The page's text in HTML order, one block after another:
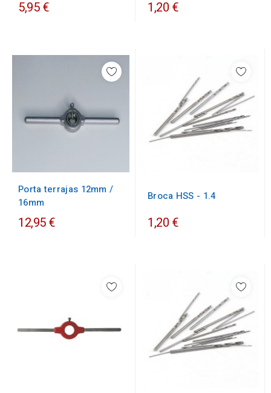
5,95 € 1,20 €
Porta terrajas 12mm /
16mm
12,95 €
Broca HSS - 1.4
1,20 €